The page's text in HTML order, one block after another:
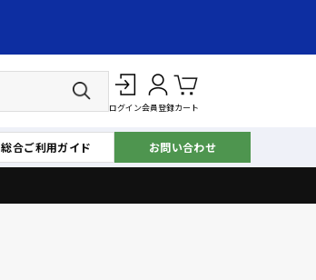
ログイン会員登録カート
総合ご利用ガイド お問い合わせ